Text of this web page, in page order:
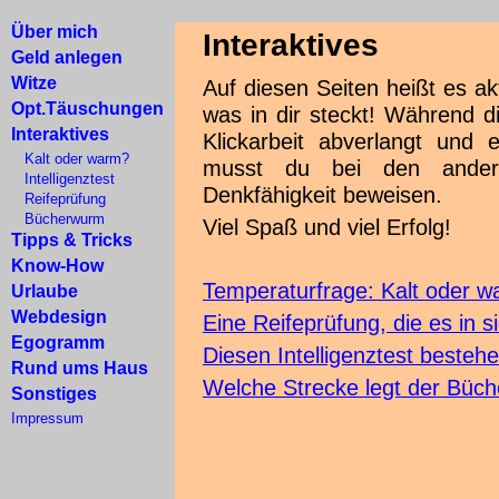
Über mich
Geld anlegen
Witze
Opt.Täuschungen
Interaktives
Kalt oder warm?
Intelligenztest
Reifeprüfung
Bücherwurm
Tipps & Tricks
Know-How
Urlaube
Webdesign
Egogramm
Rund ums Haus
Sonstiges
Impressum
Interaktives
Auf diesen Seiten heißt es
was in dir steckt! Während
Klickarbeit abverlangt und
musst du bei den
Denkfähigkeit beweisen.
Viel Spaß und viel Erfolg!
Temperaturfrage: Kalt oder
Eine Reifeprüfung, die es in
Diesen Intelligenztest
Welche Strecke legt der